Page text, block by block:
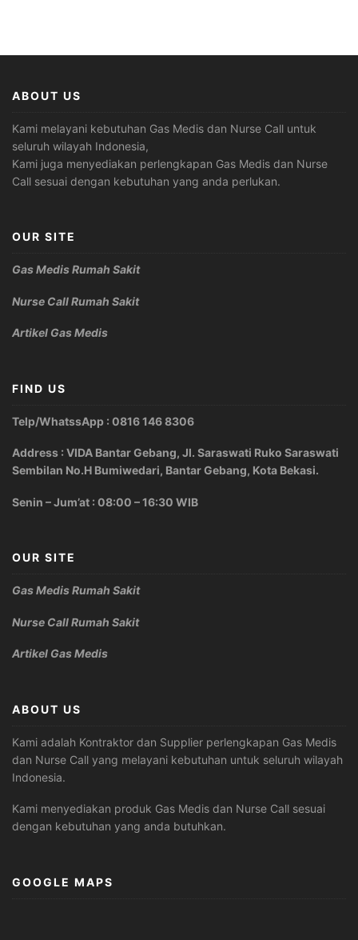
ABOUT US
Kami melayani kebutuhan Gas Medis dan Nurse Call untuk
seluruh wilayah Indonesia,
Kami juga menyediakan perlengkapan Gas Medis dan Nurse
Call sesuai dengan kebutuhan yang anda perlukan.
OUR SITE
Gas Medis Rumah Sakit
Nurse Call Rumah Sakit
Artikel Gas Medis
FIND US
Telp/WhatssApp : 0816 146 8306
Address : VIDA Bantar Gebang, Jl. Saraswati Ruko Saraswati
Sembilan No.H Bumiwedari, Bantar Gebang, Kota Bekasi.
Senin – Jum’at : 08:00 – 16:30 WIB
OUR SITE
Gas Medis Rumah Sakit
Nurse Call Rumah Sakit
Artikel Gas Medis
ABOUT US
Kami adalah Kontraktor dan Supplier perlengkapan Gas Medis
dan Nurse Call yang melayani kebutuhan untuk seluruh wilayah
Indonesia.
Kami menyediakan produk Gas Medis dan Nurse Call sesuai
dengan kebutuhan yang anda butuhkan.
GOOGLE MAPS